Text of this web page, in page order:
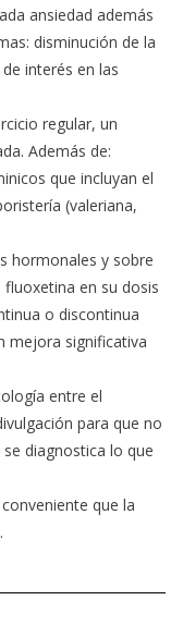
ansiedad además
disminución de la
interés en las
regular, un
Además de:
que incluyan el
(valeriana,
hormonales y sobre
en su dosis
o discontinua
mejora significativa
entre el
para que no
se diagnostica lo que
que la